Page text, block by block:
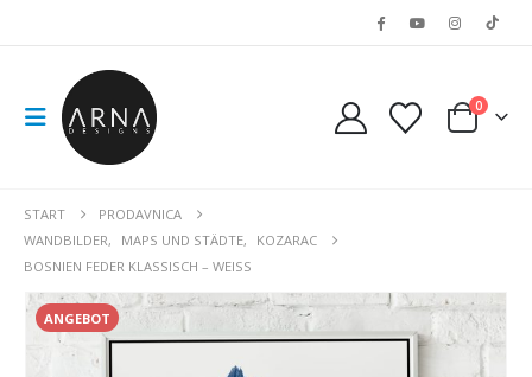
0
START
PRODAVNICA
WANDBILDER, MAPS UND STÄDTE,
KOZARAC
BOSNIEN FEDER KLASSISCH – WEISS
ANGEBOT